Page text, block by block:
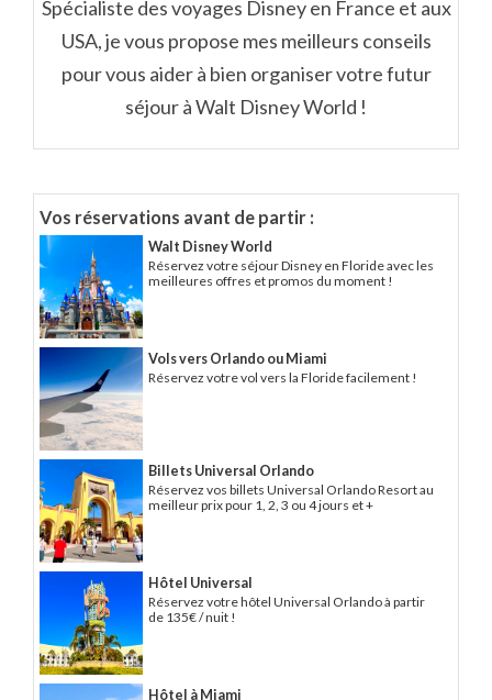
Spécialiste des voyages Disney en France et aux
USA, je vous propose mes meilleurs conseils
pour vous aider à bien organiser votre futur
séjour à Walt Disney World !
Vos réservations avant de partir :
Walt Disney World
Réservez votre séjour Disney en Floride avec les
meilleures offres et promos du moment !
Vols vers Orlando ou Miami
Réservez votre vol vers la Floride facilement !
Billets Universal Orlando
Réservez vos billets Universal Orlando Resort au
meilleur prix pour 1, 2, 3 ou 4 jours et +
Hôtel Universal
Réservez votre hôtel Universal Orlando à partir
de 135€ / nuit !
Hôtel à Miami